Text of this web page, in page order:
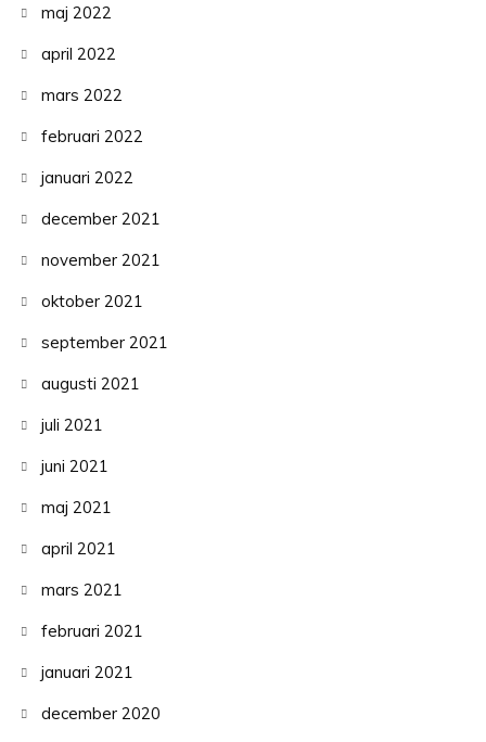
maj 2022
april 2022
mars 2022
februari 2022
januari 2022
december 2021
november 2021
oktober 2021
september 2021
augusti 2021
juli 2021
juni 2021
maj 2021
april 2021
mars 2021
februari 2021
januari 2021
december 2020